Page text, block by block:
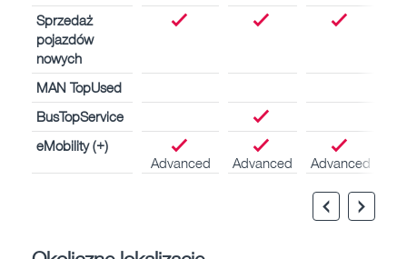
Sprzedaż
pojazdów
nowych
MAN TopUsed
BusTopService
eMobility (+)
Advanced
Advanced Advanced